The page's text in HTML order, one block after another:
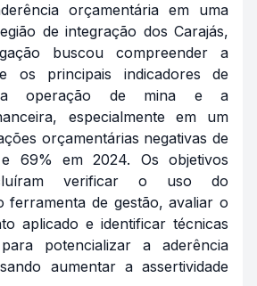
orçamentária em uma
de integração dos Carajás,
buscou compreender a
os principais indicadores de
da operação de mina e a
especialmente em um
orçamentárias negativas de
69% em 2024. Os objetivos
verificar o uso do
ferramenta de gestão, avaliar o
aplicado e identificar técnicas
potencializar a aderência
aumentar a assertividade